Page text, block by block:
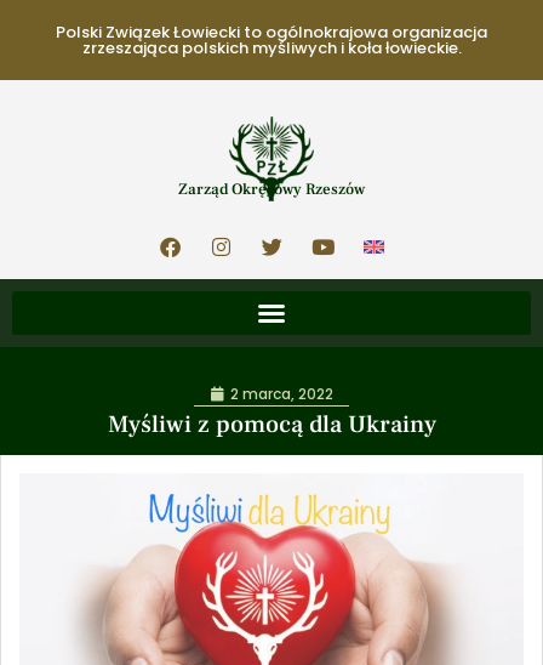
Polski Związek Łowiecki to ogólnokrajowa organizacja
zrzeszająca polskich myśliwych i koła łowieckie.
Zarząd Okręgowy Rzeszów
Myśliwi z pomocą dla Ukrainy
2 marca, 2022